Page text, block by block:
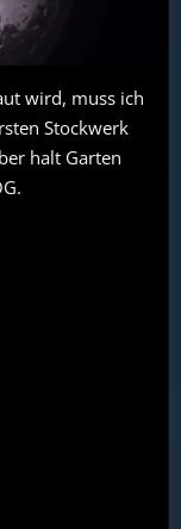
wird, muss ich
Stockwerk
halt Garten